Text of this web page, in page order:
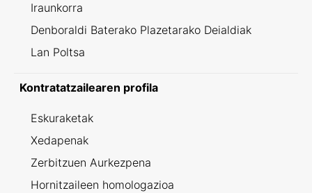
Iraunkorra
Denboraldi Baterako Plazetarako Deialdiak
Lan Poltsa
Kontratatzailearen profila
Eskuraketak
Xedapenak
Zerbitzuen Aurkezpena
Hornitzaileen homologazioa